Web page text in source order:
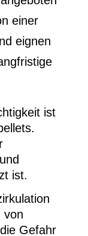
einer
eignen
ist
ist.
von
Gefahr